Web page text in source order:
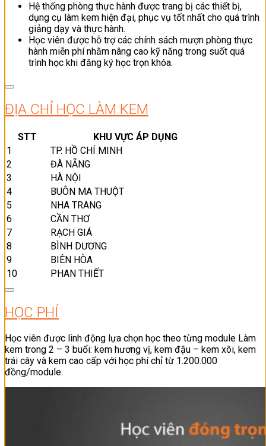
Hệ thống phòng thực hành được trang bị các thiết bị,
dụng cụ làm kem hiện đại, phục vụ tốt nhất cho quá trình
giảng dạy và thực hành.
Học viên được hỗ trợ các chính sách mượn phòng thực
hành miễn phí nhằm nâng cao kỹ năng trong suốt quá
trình học khi đăng ký học trọn khóa.
ĐỊA CHỈ HỌC LÀM KEM
STT
KHU VỰC ÁP DỤNG
1
TP. HỒ CHÍ MINH
2
ĐÀ NẴNG
3
HÀ NỘI
4
BUÔN MA THUỘT
5
NHA TRANG
6
CẦN THƠ
7
RẠCH GIÁ
8
BÌNH DƯƠNG
9
BIÊN HÒA
10
PHAN THIẾT
HỌC PHÍ
Học viên được linh động lựa chọn học theo từng module Làm
kem trong 2 – 3 buổi: kem hương vị, kem đậu – kem xôi, kem
trái cây và kem cao cấp với học phí chỉ từ 1.200.000
đồng/module.